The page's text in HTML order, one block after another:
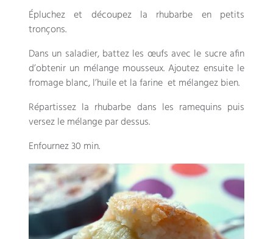
Épluchez et découpez la rhubarbe en petits
tronçons.
Dans un saladier, battez les œufs avec le sucre afin
d’obtenir un mélange mousseux. Ajoutez ensuite le
fromage blanc, l’huile et la farine et mélangez bien.
Répartissez la rhubarbe dans les ramequins puis
versez le mélange par dessus.
Enfournez 30 min.